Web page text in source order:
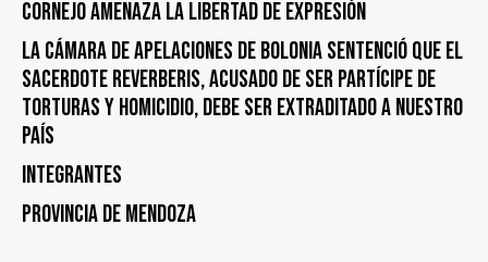
Cornejo amenaza la libertad de expresión
La Cámara de Apelaciones de Bolonia sentenció que el
sacerdote Reverberis, acusado de ser partícipe de
torturas y homicidio, debe ser extraditado a nuestro
país
Integrantes
Provincia de Mendoza